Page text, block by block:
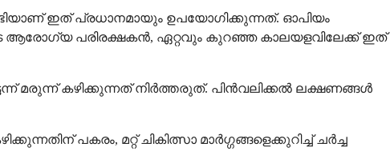
ഇത് പ്രധാനമായും ഉപയോഗിക്കുന്നത്. ഓപിയം
പരിരക്ഷകൻ, ഏറ്റവും കുറഞ്ഞ കാലയളവിലേക്ക് ഇത്
മരുന്ന് കഴിക്കുന്നത് നിർത്തരുത്. പിൻവലിക്കൽ ലക്ഷണങ്ങൾ
പകരം, മറ്റ് ചികിത്സാ മാർഗ്ഗങ്ങളെക്കുറിച്ച് ചർച്ച